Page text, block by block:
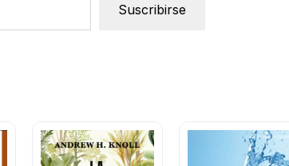
Suscribirse